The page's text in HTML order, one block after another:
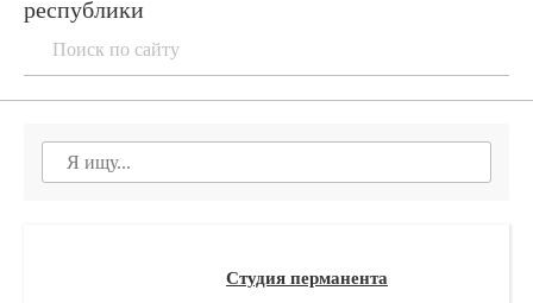
Студия перманента